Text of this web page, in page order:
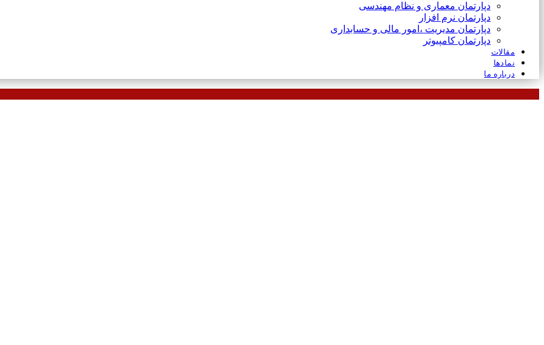
دپارتمان معماری و نظام مهندسی
دپارتمان نرم افزار
دپارتمان مدیریت ،امور مالی و حسابداری
دپارتمان کامپیوتر
مقالات
نمادها
درباره ما